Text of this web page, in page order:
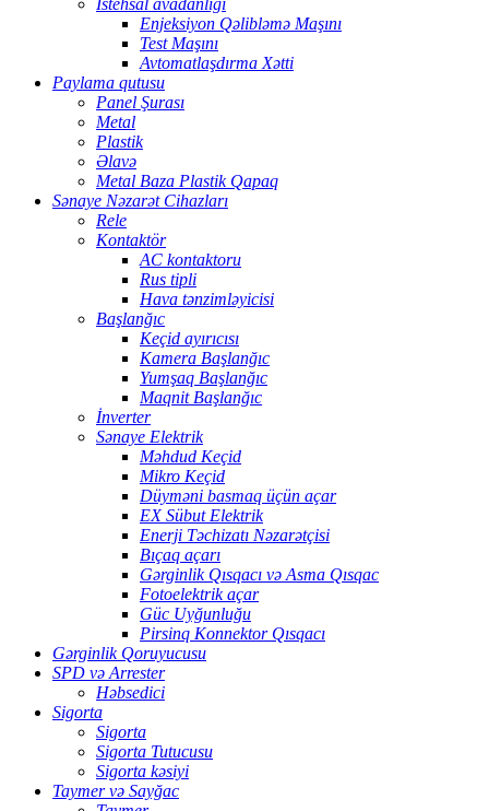
İstehsal avadanlığı
Enjeksiyon Qəlibləmə Maşını
Test Maşını
Avtomatlaşdırma Xətti
Paylama qutusu
Panel Şurası
Metal
Plastik
Əlavə
Metal Baza Plastik Qapaq
Sənaye Nəzarət Cihazları
Rele
Kontaktör
AC kontaktoru
Rus tipli
Hava tənzimləyicisi
Başlanğıc
Keçid ayırıcısı
Kamera Başlanğıc
Yumşaq Başlanğıc
Maqnit Başlanğıc
İnverter
Sənaye Elektrik
Məhdud Keçid
Mikro Keçid
Düyməni basmaq üçün açar
EX Sübut Elektrik
Enerji Təchizatı Nəzarətçisi
Bıçaq açarı
Gərginlik Qısqacı və Asma Qısqac
Fotoelektrik açar
Güc Uyğunluğu
Pirsinq Konnektor Qısqacı
Gərginlik Qoruyucusu
SPD və Arrester
Həbsedici
Sigorta
Sigorta
Sigorta Tutucusu
Sigorta kəsiyi
Taymer və Sayğac